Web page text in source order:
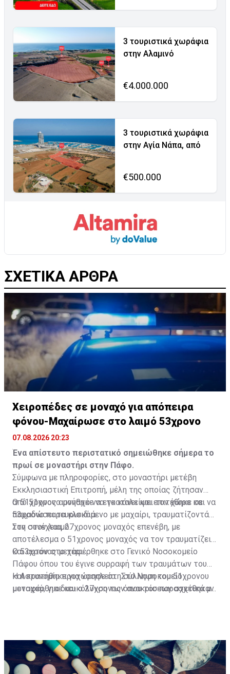
3 τουριστικά χωράφια
στην Αλαμινό
€4.000.000
3 τουριστικά χωράφια
στην Αγία Νάπα, από
€500.000
ΣΧΕΤΙΚΑ ΑΡΘΡΑ
Χειροπέδες σε μοναχό για απόπειρα
φόνου-Μαχαίρωσε στο λαιμό 53χρονο
07.08.2026 20:23
Ένα απίστευτο περιστατικό σημειώθηκε σήμερα το
πρωί σε μοναστήρι στην Πάφο.
Σύμφωνα με πληροφορίες, στο μοναστήρι μετέβη
Εκκλησιαστική Επιτροπή, μέλη της οποίας ζήτησαν
από 51χρονο μοναχό να εγκαταλείψει τον χώρο και να
παραδώσει τα κλειδιά.
Ο 51χρονος αρνήθηκε να το κάνει και επιτέθηκε σε
53χρονο παρευρισκόμενο με μαχαίρι, τραυματίζοντάς
τον στον λαιμό.
Στη συνέχεια, 27χρονος μοναχός επενέβη, με
αποτέλεσμα ο 51χρονος μοναχός να τον τραυματίζει
και αυτόν στο χέρι.
Ο 53χρονος μεταφέρθηκε στο Γενικό Νοσοκομείο
Πάφου όπου του έγινε συρραφή των τραυμάτων του
και κρατήθηκε για νοσηλεία. Στο Νοσοκομείο
μεταφέρθηκε και ο 27χρονος όπου του παρασχέθηκαν
Η Αστυνομία προχώρησε στη σύλληψη του 51χρονου
μοναχού, για διευκόλυνση των ανακρίσεων σχετικά με